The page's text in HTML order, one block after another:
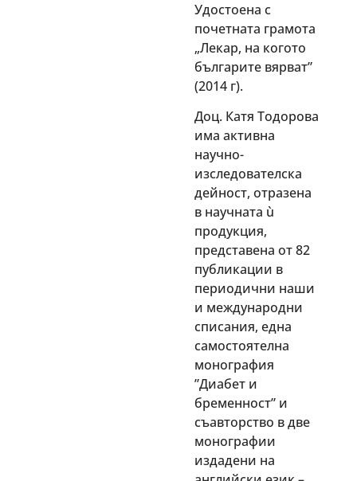
Удостоена с
почетната грамота
„Лекар, на когото
българите вярват”
(2014 г).
Доц. Катя Тодорова
има активна
научно-
изследователска
дейност, отразена
в научната ù
продукция,
представена от 82
публикации в
периодични наши
и международни
списания, една
самостоятелна
монография
”Диабет и
бременност” и
съавторство в две
монографии
издадени на